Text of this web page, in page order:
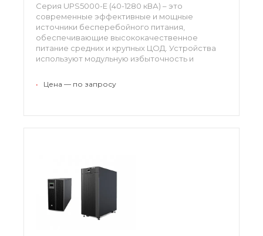
Серия UPS5000-Е (40-1280 кВА) – это
современные эффективные и мощные
источники бесперебойного питания,
обеспечивающие высококачественное
питание средних и крупных ЦОД. Устройства
используют модульную избыточность и
оборудование.
• Цена — по запросу